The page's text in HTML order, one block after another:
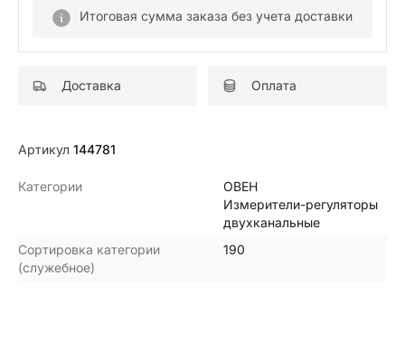
Итоговая сумма заказа без учета доставки
Доставка Оплата
Артикул 144781
Категории
ОВЕН
Измерители-регуляторы
двухканальные
Сортировка категории
(служебное)
190